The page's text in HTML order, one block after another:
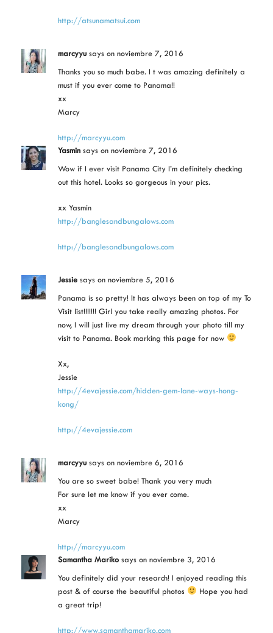
http://atsunamatsui.com
marcyyu says on noviembre 7, 2016
Thanks you so much babe. I t was amazing definitely a
must if you ever come to Panama!!
xx
Marcy
http://marcyyu.com
Yasmin says on noviembre 7, 2016
Wow if I ever visit Panama City I’m definitely checking
out this hotel. Looks so gorgeous in your pics.
xx Yasmin
http://banglesandbungalows.com
http://banglesandbungalows.com
Jessie says on noviembre 5, 2016
Panama is so pretty! It has always been on top of my To
Visit list!!!!!!! Girl you take really amazing photos. For
now, I will just live my dream through your photo till my
visit to Panama. Book marking this page for now
Xx,
Jessie
http://4evajessie.com/hidden-gem-lane-ways-hong-
kong/
http://4evajessie.com
marcyyu says on noviembre 6, 2016
You are so sweet babe! Thank you very much
For sure let me know if you ever come.
xx
Marcy
http://marcyyu.com
Samantha Mariko says on noviembre 3, 2016
You definitely did your research! I enjoyed reading this
post & of course the beautiful photos
Hope you had
a great trip!
http://www.samanthamariko.com